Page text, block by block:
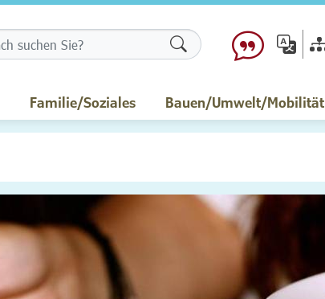
Formularschaltfläche
Familie/Soziales Bauen/Umwelt/Mobilität